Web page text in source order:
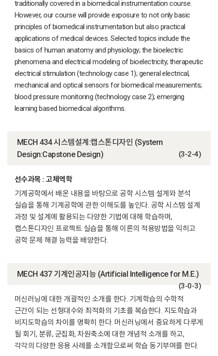
traditionally covered in a biomedical instrumentation course.
However, our course will provide exposure to not only basic
principles of biomedical instrumentation but also practical
applications of medical devices. Selected topics include the
basics of human anatomy and physiology; the bioelectric
phenomena and electrical modeling of bioelectricity; therapeutic
electrical stimulation (technology case 1); general electrical,
mechanical and optical sensors for biomedical measurements;
blood pressure monitoring (technology case 2); emerging
learning based biomedical algorithms.
MECH 434 시스템설계:캡스톤디자인 (System
Design:Capstone Design)
(3-2-4)
선수과목 : 고체역학
기계공학에서 배운 내용을 바탕으로 공학 시스템 설계와 분석
실습을 통해 기계공학에 관한 이해도를 높인다. 공학 시스템 설계
과정 및 설계에 활용되는 다양한 기법에 대해 학습하며,
캡스톤디자인 프로젝트 실습을 통해 이론의 적용방법을 익히고
공학 문제 해결 능력을 배양한다.
MECH 437 기계인공지능 (Artificial Intelligence for M.E.)
(3-0-3)
머신러닝에 대한 개괄적인 소개를 한다. 기계학습의 수학적
근간이 되는 선형대수와 최적화의 기초를 복습한다. 지도학습과
비지도학습의 차이를 명확히 한다. 머신러닝에서 중요하게 다루게
될 회기, 분류, 군집화, 차원축소에 대한 개념적 소개를 하고,
각각의 다양한 응용 사례를 소개함으로써 학습 동기부여를 한다.